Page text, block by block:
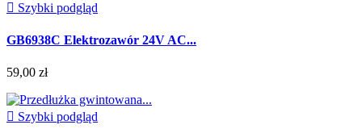
 Szybki podgląd
GB6938C Elektrozawór 24V AC...
59,00 zł
 Szybki podgląd